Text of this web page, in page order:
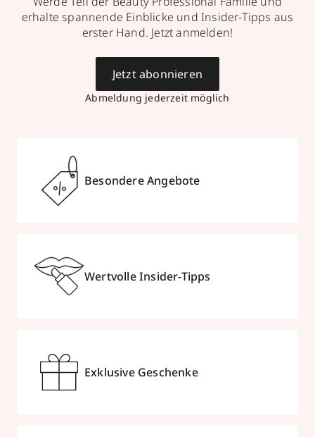
erhalte spannende Einblicke und Insider-Tipps aus
erster Hand. Jetzt anmelden!
Abmeldung jederzeit möglich
Jetzt abonnieren
Besondere Angebote
Wertvolle Insider-Tipps
Exklusive Geschenke